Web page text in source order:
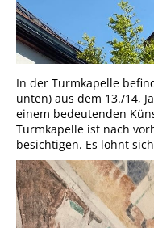
In der Turmkapelle
unten) aus dem 13./14,
einem bedeutenden
Turmkapelle ist nach
besichtigen. Es lohnt